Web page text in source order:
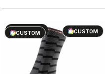
CUSTOM
sell60% OFF
CUSTOM